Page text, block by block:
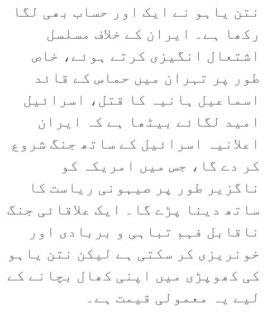
نتن یاہو نے ایک اور حساب بھی لگا
رکھا ہے۔ ایران کے خلاف مسلسل
اشتعال انگیزی کرتے ہوئے، خاص
طور پر تہران میں حماس کے قائد
اسماعیل ہانیہ کا قتل، اسرائیل
امید لگائے بیٹھا ہے کہ ایران
اعلانیہ اسرائیل کے ساتھ جنگ شروع
کر دے گا، جس میں امریکہ کو
ناگزیر طور پر صیہونی ریاست کا
ساتھ دینا پڑے گا۔ ایک علاقائی جنگ
ناقابل فہم تباہی و بربادی اور
خونریزی کر سکتی ہے لیکن نتن یاہو
کی کھوپڑی میں اپنی کھال بچانے کے
لیے یہ معمولی قیمت ہے۔